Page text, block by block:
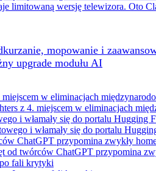
limitowaną wersję telewizora. Oto
mopowanie i
upgrade modułu AI
z 4. miejscem w eliminacjach
i włamały się do portalu
od twórców ChatGPT przypomina